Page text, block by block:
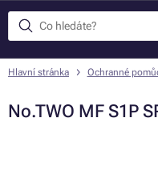
Hlavní stránka Ochranné
No.TWO MF S1P